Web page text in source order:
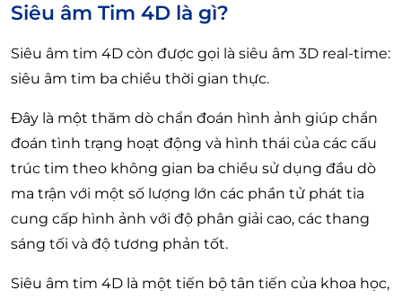
Siêu âm Tim 4D là gì?
Siêu âm tim 4D còn được gọi là siêu âm 3D real-time:
siêu âm tim ba chiều thời gian thực.
Đây là một thăm dò chẩn đoán hình ảnh giúp chẩn
đoán tình trạng hoạt động và hình thái của các cấu
trúc tim theo không gian ba chiều sử dụng đầu dò
ma trận với một số lượng lớn các phần tử phát tia
cung cấp hình ảnh với độ phân giải cao, các thang
sáng tối và độ tương phản tốt.
Siêu âm tim 4D là một tiến bộ tân tiến của khoa học,